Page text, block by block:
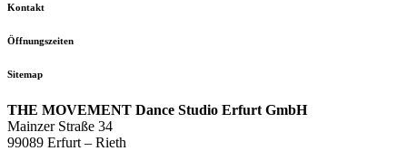
Kontakt
Öffnungszeiten
Sitemap
THE MOVEMENT Dance Studio Erfurt GmbH
Mainzer Straße 34
99089 Erfurt – Rieth